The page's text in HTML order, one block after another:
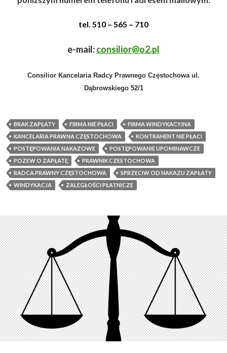
tel. 510 – 565 – 710
e-mail:consilior@o2.pl
Consilior Kancelaria Radcy Prawnego Częstochowaul.
Dąbrowskiego 52/1
BRAK ZAPŁATY FIRMA NIE PŁACI
FIRMA WINDYKACYJNA
KANCELARIA PRAWNA CZĘSTOCHOWA
KONTRAHENT NIE PŁACI
POSTĘPOWANIA NAKAZOWE
POSTĘPOWANIE UPOMINAWCZE
POZEW O ZAPŁATĘ
PRAWNIK CZESTOCHOWA
RADCA PRAWNY CZĘSTOCHOWA
SPRZECIW OD NAKAZU ZAPŁATY
WINDYKACJA
ZALEGŁOŚCI PŁATNICZE